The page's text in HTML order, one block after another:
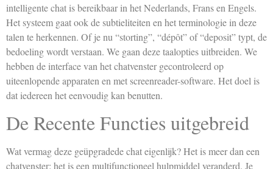
intelligente chat is bereikbaar in het Nederlands, Frans en Engels.
Het systeem gaat ook de subtieliteiten en het terminologie in deze
talen te herkennen. Of je nu “storting”, “dépôt” of “deposit” typt, de
bedoeling wordt verstaan. We gaan deze taalopties uitbreiden. We
hebben de interface van het chatvenster gecontroleerd op
uiteenlopende apparaten en met screenreader-software. Het doel is
dat iedereen het eenvoudig kan benutten.
De Recente Functies uitgebreid
Wat vermag deze geüpgradede chat eigenlijk? Het is meer dan een
chatvenster; het is een multifunctioneel hulpmiddel veranderd. Je